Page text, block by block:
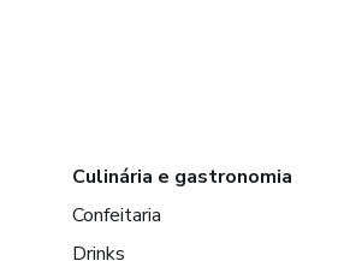
Culinária e gastronomia
Confeitaria
Drinks